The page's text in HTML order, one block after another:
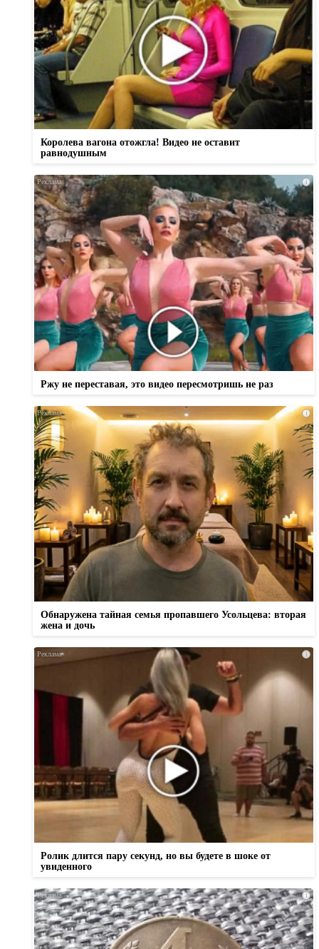
Королева вагона отожгла! Видео не оставит
равнодушным
i
Ржу не переставая, это видео пересмотришь не раз
i
Обнаружена тайная семья пропавшего Усольцева: вторая
жена и дочь
i
Ролик длится пару секунд, но вы будете в шоке от
увиденного
i